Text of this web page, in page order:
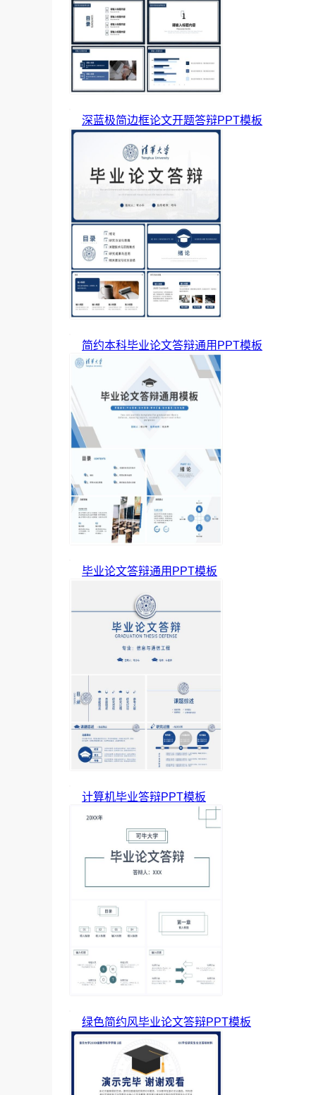
深蓝极简边框论文开题答辩PPT模板
简约本科毕业论文答辩通用PPT模板
毕业论文答辩通用PPT模板
计算机毕业答辩PPT模板
绿色简约风毕业论文答辩PPT模板